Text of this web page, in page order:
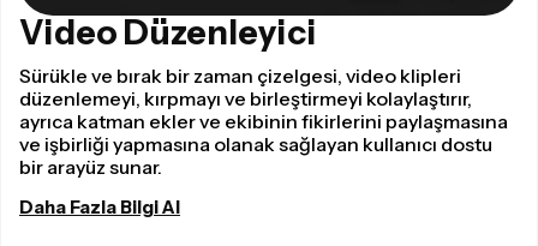
Video Düzenleyici
Sürükle ve bırak bir zaman çizelgesi, video klipleri
düzenlemeyi, kırpmayı ve birleştirmeyi kolaylaştırır,
ayrıca katman ekler ve ekibinin fikirlerini paylaşmasına
ve işbirliği yapmasına olanak sağlayan kullanıcı dostu
bir arayüz sunar.
Daha Fazla Bilgi Al